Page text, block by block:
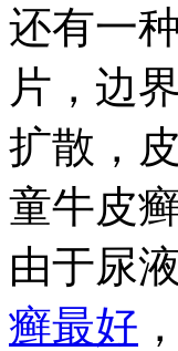
还有一
片，边
扩散，
童牛皮
由于尿
癣最好